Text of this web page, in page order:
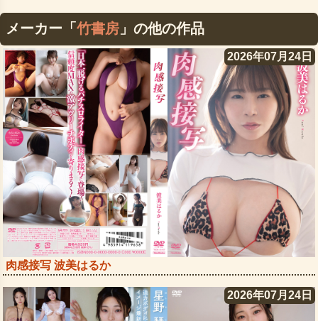
メーカー「竹書房 」の他の作品
2026年07月24日
肉感接写 波美はるか
2026年07月24日